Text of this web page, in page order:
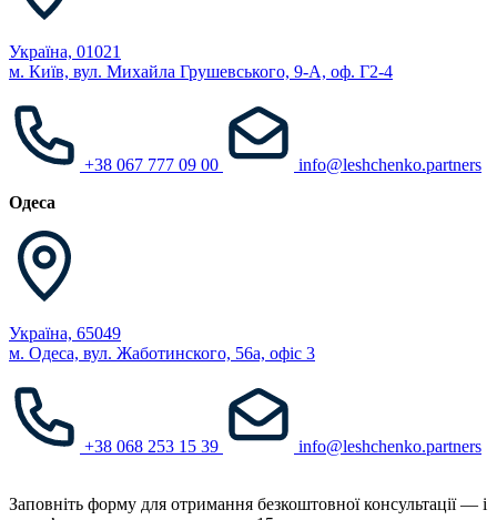
Україна, 01021
м. Київ, вул. Михайла Грушевського, 9-А, оф. Г2-4
+38 067 777 09 00
info@leshchenko.partners
Одеса
Україна, 65049
м. Одеса, вул. Жаботинского, 56а, офіс 3
+38 068 253 15 39 info@leshchenko.partners
Заповніть форму для отримання безкоштовної консультації — і